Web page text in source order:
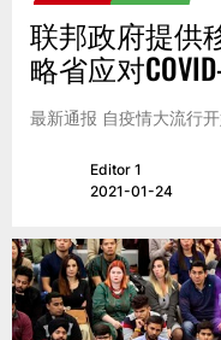
联邦政府提供
略省应对
最新通报 自疫情大流行
Editor 1
2021-01-24